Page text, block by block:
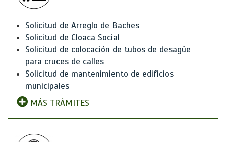
Solicitud de Arreglo de Baches
Solicitud de Cloaca Social
Solicitud de colocación de tubos de desagüe
para cruces de calles
Solicitud de mantenimiento de edificios
municipales
MÁS TRÁMITES